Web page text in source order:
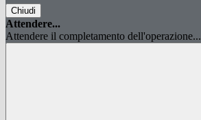
Chiudi
Attendere...
Attendere il completamento dell'operazione...